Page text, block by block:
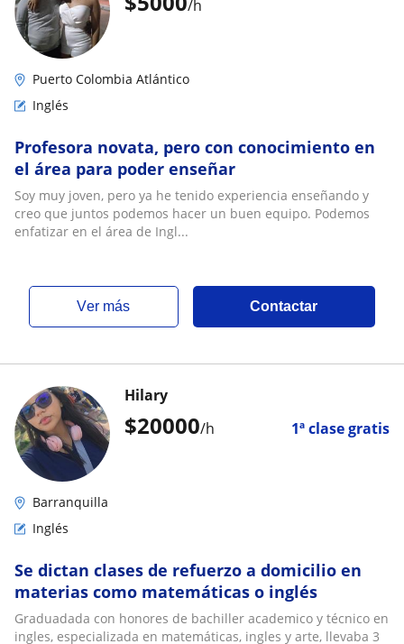
/h
Puerto Colombia Atlántico
Inglés
Profesora novata, pero con conocimiento en
el área para poder enseñar
Soy muy joven, pero ya he tenido experiencia enseñando y
creo que juntos podemos hacer un buen equipo. Podemos
enfatizar en el área de Ingl...
ver más Contactar
$20000/h 1ª clase gratis
Hilary
Barranquilla
Inglés
Se dictan clases de refuerzo a domicilio en
materias como matemáticas o inglés
Graduadada con honores de bachiller academico y técnico en
ingles, especializada en matemáticas, ingles y arte, llevaba 3